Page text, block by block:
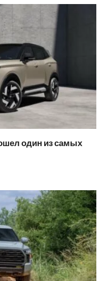
один из самых